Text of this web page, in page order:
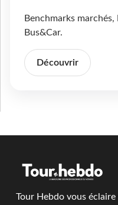
Benchmarks
Bus&Car.
Découvrir
Tour Hebdo vous